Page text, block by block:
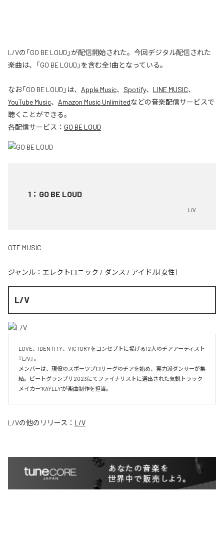
L/Vの「GO BE LOUD」が配信開始された。今回デジタル配信された
楽曲は、「GO BE LOUD」を含む全1曲となっている。
なお「GO BE LOUD 」は、 Apple Music、 Spotify、 LINE MUSIC、
YouTube Music、 Amazon Music Unlimitedなどの音楽配信サービスで
聴くことができる。
各配信サービス： GO BE LOUD
1 ： GO BE LOUD
L/V
OTF MUSIC
ジャンル： エレクトロニック / ダンス / アイドル(女性)
L/V
LOVE、IDENTITY、VICTORYをコンセプトに掲げる12人のチアアーティスト
『L/V』。
メンバーは、現役のスポーツプロリーグのチアを始め、実力派ダンサーが集
結。ビートグランプリ2023にてファイナリストに選出された気鋭トラック
メイカー"KAYLLY"が楽曲制作を担当。
L/Vの他のリリース： L/V